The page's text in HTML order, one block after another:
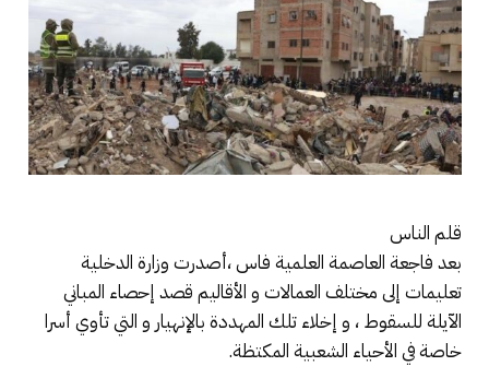
قلم الناس
بعد فاجعة العاصمة العلمية فاس ،أصدرت وزارة الدخلية
تعليمات إلى مختلف العمالات و الأقاليم قصد إحصاء المباني
الآيلة للسقوط ، و إخلاء تلك المهددة بالإنهيار و التي تأوي أسرا
خاصة في الأحياء الشعبية المكتظة.